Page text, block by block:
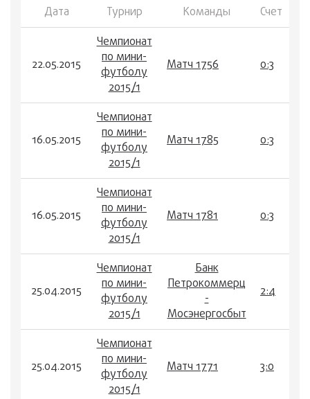
Дата Турнир Команды Счет
22.05.2015
Чемпионат
по мини-
футболу
2015/1
Матч 1756 0:3
16.05.2015
Чемпионат
по мини-
футболу
2015/1
Матч 1785 0:3
16.05.2015
Чемпионат
по мини-
футболу
2015/1
Матч 1781 0:3
25.04.2015
Чемпионат
по мини-
футболу
2015/1
Банк
Петрокоммерц
-
Мосэнергосбыт
2:4
25.04.2015
Чемпионат
по мини-
футболу
2015/1
Матч 1771 3:0